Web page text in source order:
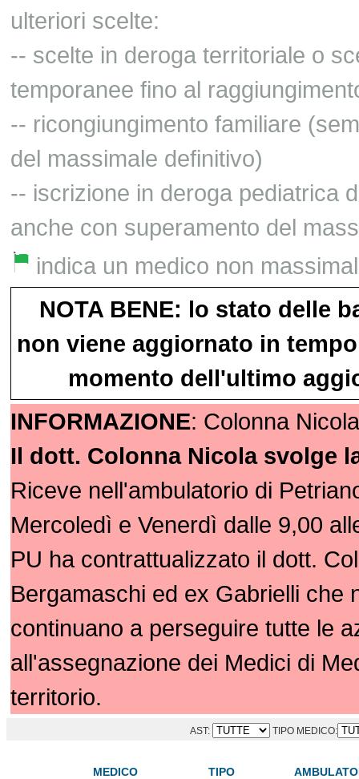
ulteriori scelte:
-- scelte in deroga territoriale o
temporanee fino al
-- ricongiungimento familiare
del massimale definitivo)
-- iscrizione in deroga pediatrica
anche con superamento del
indica un medico non
NOTA BENE: lo stato delle
non viene aggiornato in
momento dell'ultimo
INFORMAZIONE: Colonna
Il dott. Colonna Nicola svolge
Riceve nell'ambulatorio di
Mercoledì e Venerdì dalle 9,00
PU ha contrattualizzato il dott.
Bergamaschi ed ex Gabrielli che
continuano a perseguire tutte le
all'assegnazione dei Medici di
territorio.
AST: TIPO MEDICO:
MEDICO TIPO